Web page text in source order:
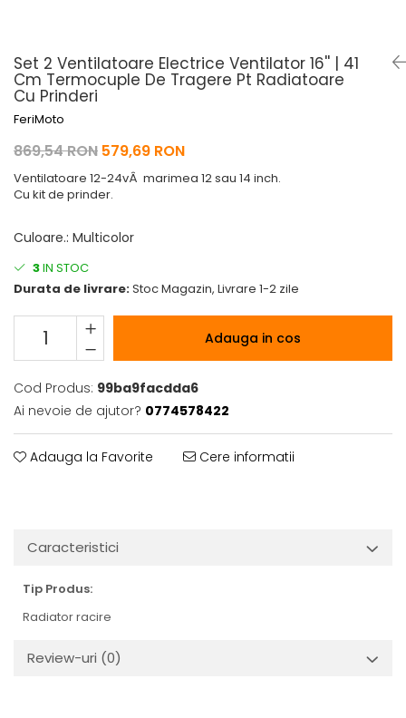
Rucsac/Borseta
Tricou / Geci / Termic
Evacuare
Cabluri si Conducte
Uleiuri si Lubrifianti
Filtre
Suspensii
Transmisie
Tuning
Set 2 Ventilatoare Electrice Ventilator 16'' | 41
Cm Termocuple De Tragere Pt Radiatoare
Cu Prinderi
FeriMoto
869,54 RON 579,69 RON
Ventilatoare 12-24vÂ marimea 12 sau 14 inch.
Cu kit de prinder.
Culoare.: Multicolor
3IN STOC
Durata de livrare:Stoc Magazin, Livrare 1-2 zile
Adauga in cos
Cod Produs: 99ba9facdda6
Ai nevoie de ajutor? 0774578422
Adauga la Favorite Cere informatii
Caracteristici
Tip Produs:
Radiator racire
Review-uri (0)